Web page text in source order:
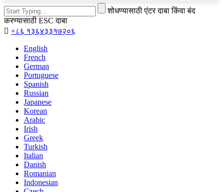
शोधण्यासाठी एंटर दाबा किंवा बंद
करण्यासाठी ESC दाबा
 +८६ १३६४३३१७२०६
English
French
German
Portuguese
Spanish
Russian
Japanese
Korean
Arabic
Irish
Greek
Turkish
Italian
Danish
Romanian
Indonesian